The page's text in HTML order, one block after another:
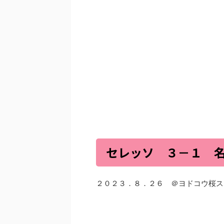
セレッソ ３－１
２０２３．８．２６ ＠ヨドコウ桜